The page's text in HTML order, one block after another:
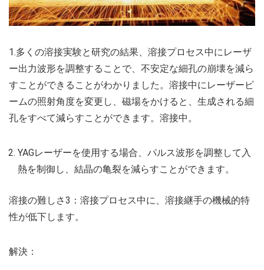
1.多くの溶接実験と研究の結果、溶接プロセス中にレーザ
ー出力波形を調整することで、不安定な細孔の崩壊を減ら
すことができることがわかりました。溶接中にレーザービ
ームの照射角度を変更し、磁場をかけると、生成される細
孔をすべて減らすことができます。溶接中。
YAGレーザーを使用する場合、パルス波形を調整して入
熱を制御し、結晶の亀裂を減らすことができます。
溶接の難しさ3：溶接プロセス中に、溶接継手の機械的特
性が低下します。
解決：